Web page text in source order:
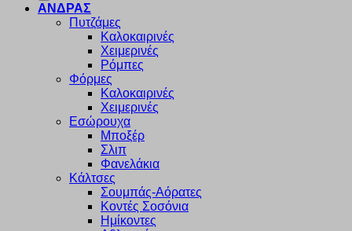
ΑΝΔΡΑΣ
Πυτζάμες
Καλοκαιρινές
Χειμερινές
Ρόμπες
Φόρμες
Καλοκαιρινές
Χειμερινές
Εσώρουχα
Μποξέρ
Σλιπ
Φανελάκια
Κάλτσες
Σουμπάς-Αόρατες
Κοντές Σοσόνια
Ημίκοντες